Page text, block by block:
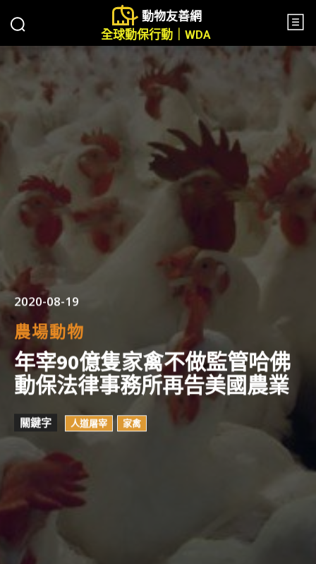
動物友善網
全球動保行動｜WDA
2020-08-19
農場動物
年宰90億隻家禽不做監管哈佛
動保法律事務所再告美國農業
關鍵字 人道屠宰 家禽